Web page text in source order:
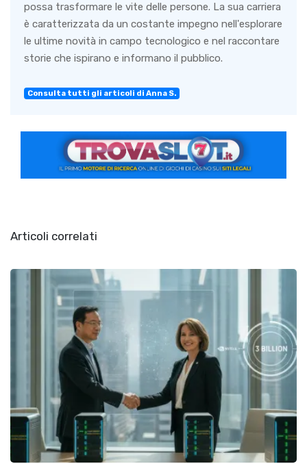
possa trasformare le vite delle persone. La sua carriera
è caratterizzata da un costante impegno nell'esplorare
le ultime novità in campo tecnologico e nel raccontare
storie che ispirano e informano il pubblico.
Consulta tutti gli articoli di Anna S.
Articoli correlati